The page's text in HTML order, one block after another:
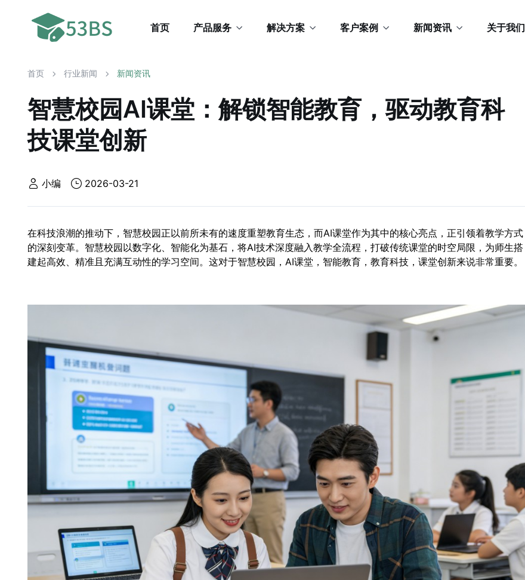
首页 产品服务 解决方案 客户案例 新闻资讯 关于我们
首页 行业新闻 新闻资讯
智慧校园AI课堂：解锁智能教育，驱动教育科
技课堂创新
小编 2026-03-21
在科技浪潮的推动下，智慧校园正以前所未有的速度重塑教育生态，而AI课堂作为其中的核心亮点，正引领着教学方式
的深刻变革。智慧校园以数字化、智能化为基石，将AI技术深度融入教学全流程，打破传统课堂的时空局限，为师生搭
建起高效、精准且充满互动性的学习空间。这对于智慧校园，AI课堂，智能教育，教育科技，课堂创新来说非常重要。